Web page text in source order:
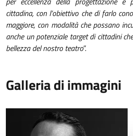
cittadina, con l’obiettivo che di farlo
maggiore, con modalità che possano
anche un potenziale target di cittadini
bellezza del nostro teatro”.
Galleria di immagini